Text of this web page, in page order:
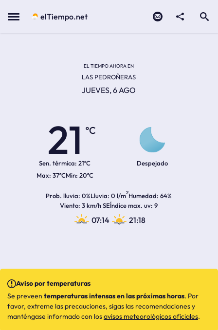
Menu elTiempo.net
EL TIEMPO AHORA EN
LAS PEDROÑERAS
JUEVES, 6 AGO
21
ºC
Sen. térmica: 21ºC
37ºC 20ºC
Despejado
Prob. lluvia 0%Lluvia 0 l/m2Humedad 64%
Viento 3 km/h SEÍndice max. uv 9
07:14 21:18
Aviso por temperaturas
Se preveen temperaturas intensas en las próximas horas. Por
favor, extreme las precauciones, sigas las recomendaciones y
manténgase informado con losavisos meteorológicos oficiales.